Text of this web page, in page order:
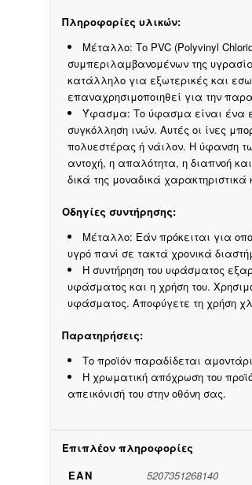
Πληροφορίες υλικών:
Μέταλλο: Το PVC (Polyvinyl
συμπεριλαμβανομένων της
κατάλληλο για εξωτερικές και
επαναχρησιμοποιηθεί για την
Ύφασμα: Το ύφασμα είναι ένα
συγκόλληση ινών. Αυτές οι ίνες
πολυεστέρας ή νάιλον. Η ύφανση
αντοχή, η απαλότητα, η διαπνοή
δικά της μοναδικά χαρακτηριστικά
Οδηγίες συντήρησης:
Μέταλλο: Εάν πρόκειται για
υγρό πανί σε τακτά χρονικά
Η συντήρηση του υφάσματος
υφάσματος και η χρήση του.
υφάσματος. Αποφύγετε τη χρήση
Παρατηρήσεις:
Το προϊόν παραδίδεται
Η χρωματική απόχρωση του
απεικόνισή του στην οθόνη σας.
Επιπλέον πληροφορίες
EAN
5207351268140